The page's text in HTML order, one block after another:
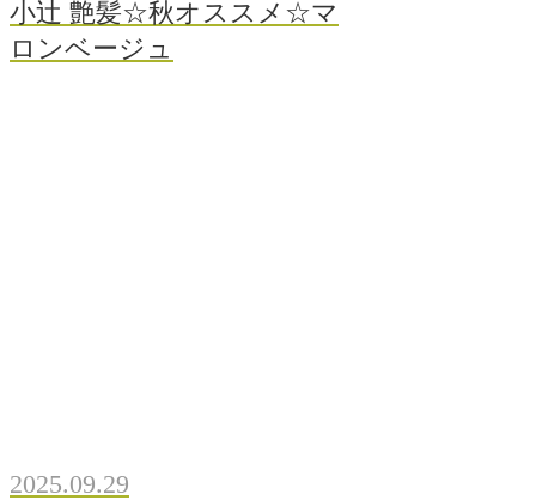
小辻 艶髪☆秋オススメ☆マ
ロンベージュ
2025.09.29